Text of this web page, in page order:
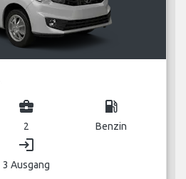
business_center
2
local_gas_station
Benzin
login
3 Ausgang